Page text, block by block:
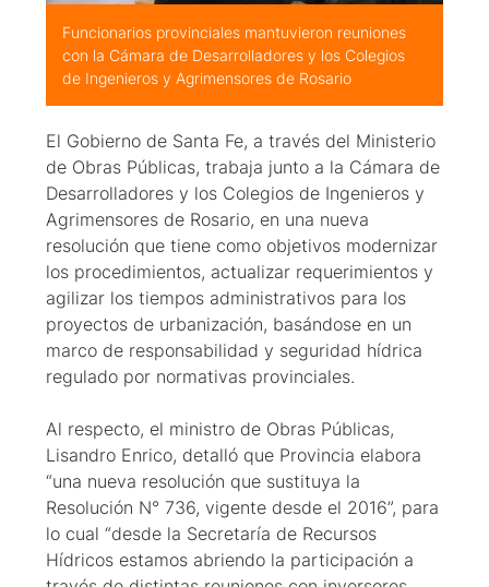
Funcionarios provinciales mantuvieron reuniones
con la Cámara de Desarrolladores y los Colegios
de Ingenieros y Agrimensores de Rosario
El Gobierno de Santa Fe, a través del Ministerio
de Obras Públicas, trabaja junto a la Cámara de
Desarrolladores y los Colegios de Ingenieros y
Agrimensores de Rosario, en una nueva
resolución que tiene como objetivos modernizar
los procedimientos, actualizar requerimientos y
agilizar los tiempos administrativos para los
proyectos de urbanización, basándose en un
marco de responsabilidad y seguridad hídrica
regulado por normativas provinciales.
Al respecto, el ministro de Obras Públicas,
Lisandro Enrico, detalló que Provincia elabora
“una nueva resolución que sustituya la
Resolución N° 736, vigente desde el 2016”, para
lo cual “desde la Secretaría de Recursos
Hídricos estamos abriendo la participación a